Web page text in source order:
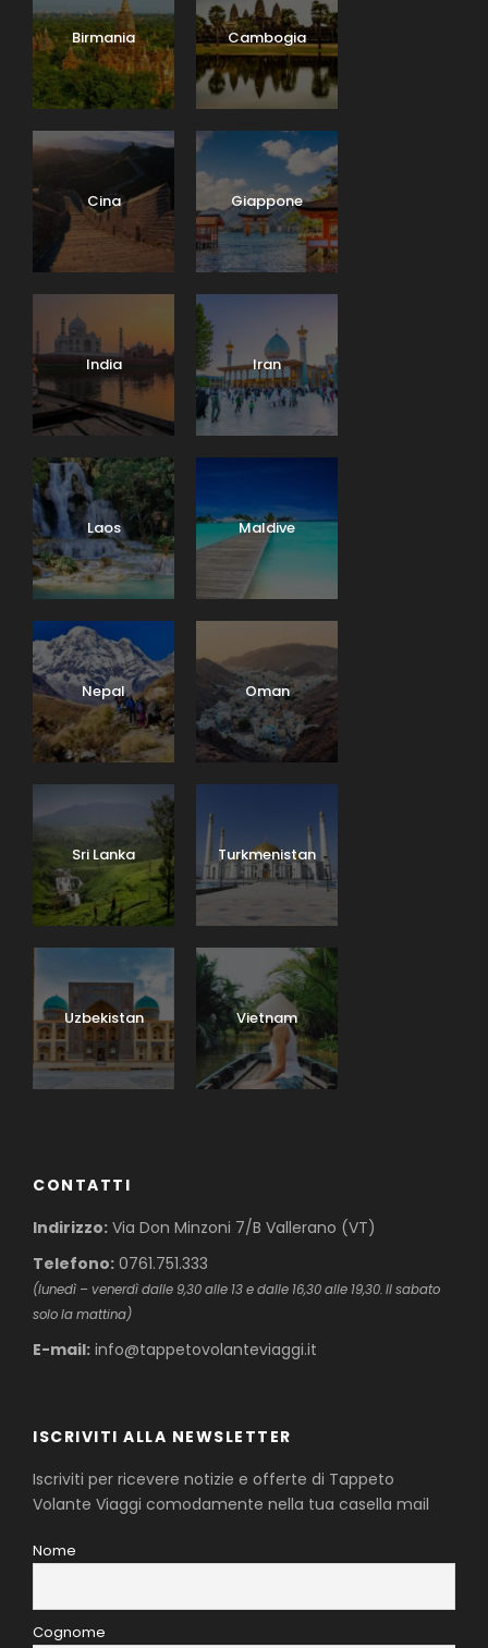
Birmania Cambogia
Cina Giappone
India Iran
Laos Maldive
Nepal Oman
Sri Lanka Turkmenistan
Uzbekistan Vietnam
CONTATTI
Indirizzo: Via Don Minzoni 7/B Vallerano (VT)
Telefono: 0761.751.333
(lunedì – venerdì dalle 9,30 alle 13 e dalle 16,30 alle 19,30. Il sabato
solo la mattina)
E-mail: info@tappetovolanteviaggi.it
ISCRIVITI ALLA NEWSLETTER
Iscriviti per ricevere notizie e offerte di Tappeto
Volante Viaggi comodamente nella tua casella mail
Nome
Cognome